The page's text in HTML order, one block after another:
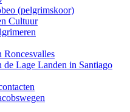
(pelgrimskoor)
Cultuur
Roncesvalles
de Lage Landen in Santiago